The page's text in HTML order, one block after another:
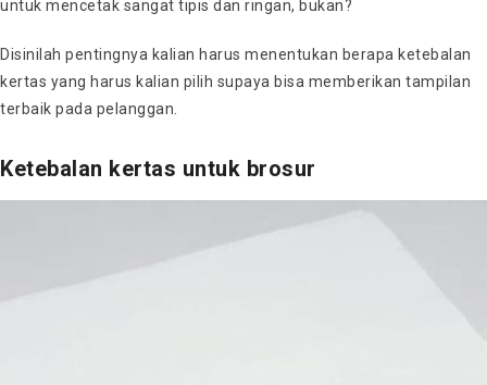
untuk mencetak sangat tipis dan ringan, bukan?
Disinilah pentingnya kalian harus menentukan berapa ketebalan
kertas yang harus kalian pilih supaya bisa memberikan tampilan
terbaik pada pelanggan.
Ketebalan kertas untuk brosur